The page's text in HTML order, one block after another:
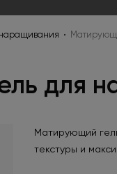
для
Матирующий
текстуры и